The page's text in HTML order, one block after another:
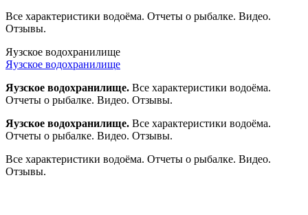
Все характеристики водоёма. Отчеты о рыбалке. Видео.
Отзывы.
Яузское водохранилище
Яузское водохранилище
Яузское водохранилище. Все характеристики водоёма.
Отчеты о рыбалке. Видео. Отзывы.
Яузское водохранилище. Все характеристики водоёма.
Отчеты о рыбалке. Видео. Отзывы.
Все характеристики водоёма. Отчеты о рыбалке. Видео.
Отзывы.